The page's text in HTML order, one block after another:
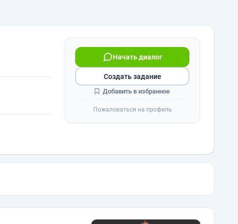
Начать диалог
Создать задание
Добавить в избранное
Пожаловаться на профиль